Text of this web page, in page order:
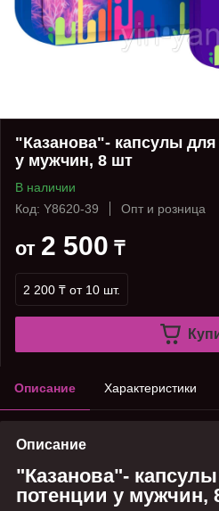
"Казанова"- капсулы
у мужчин, 8 шт
В наличии
Код: Y8620-39
Опт и розница
от 2 500 ₸
2 200 ₸ от 10 шт.
Описание Характеристики
Описание
"Казанова"-
потенции у мужчин,